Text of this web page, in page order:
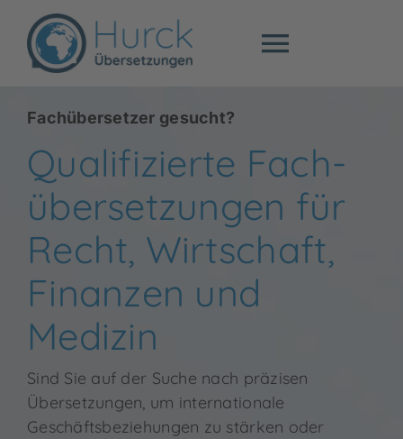
Inhalt
springen
Toggle
Beglaubigte
Preise
Kontakt
Fachübersetzer gesucht?
Qualifizierte Fach­
über­setzungen für
Recht, Wirtschaft,
Finanzen und
Medizin
Sind Sie auf der Suche nach präzisen
Übersetzungen, um internationale
Geschäftsbeziehungen zu stärken oder